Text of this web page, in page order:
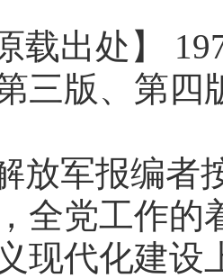
载出处】
三版、第四
解放军报编
全党工作的
现代化建设